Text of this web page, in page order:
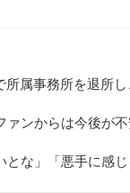
所属事務所を退所
ァンからは今後が
とな」「悪手に感